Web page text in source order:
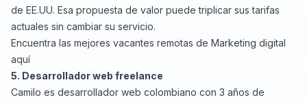
de EE.UU. Esa propuesta de valor puede triplicar sus tarifas
actuales sin cambiar su servicio.
Encuentra las mejores vacantes remotas de Marketing digital
aquí
5. Desarrollador web freelance
Camilo es desarrollador web colombiano con 3 años de